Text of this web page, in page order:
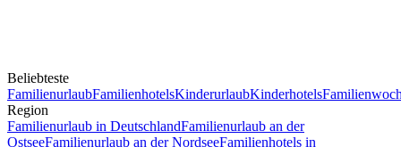
Beliebteste
FamilienurlaubFamilienhotelsKinderurlaubKinderhotels
Region
Familienurlaub in DeutschlandFamilienurlaub an der
OstseeFamilienurlaub an der NordseeFamilienhotels in